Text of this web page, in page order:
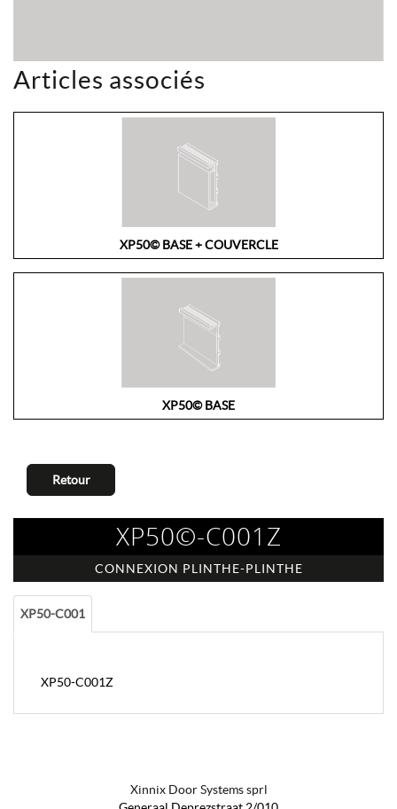
Articles associés
XP50© BASE + COUVERCLE
XP50© BASE
Retour
XP50©-C001Z
CONNEXION PLINTHE-PLINTHE
XP50-C001
XP50-C001Z
Xinnix Door Systems sprl